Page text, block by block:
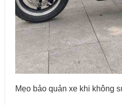
Mẹo bảo quản xe khi không